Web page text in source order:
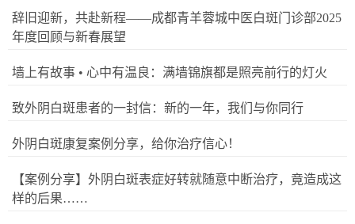
辞旧迎新，共赴新程——成都青羊蓉城中医白斑门诊部2025
年度回顾与新春展望
墙上有故事 • 心中有温良：满墙锦旗都是照亮前行的灯火
致外阴白斑患者的一封信：新的一年，我们与你同行
外阴白斑康复案例分享，给你治疗信心！
【案例分享】外阴白斑表症好转就随意中断治疗，竟造成这
样的后果……